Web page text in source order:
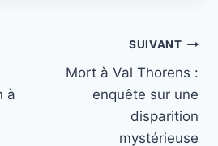
à
SUIVANT
Mort à Val Thorens :
enquête sur une
disparition
mystérieuse